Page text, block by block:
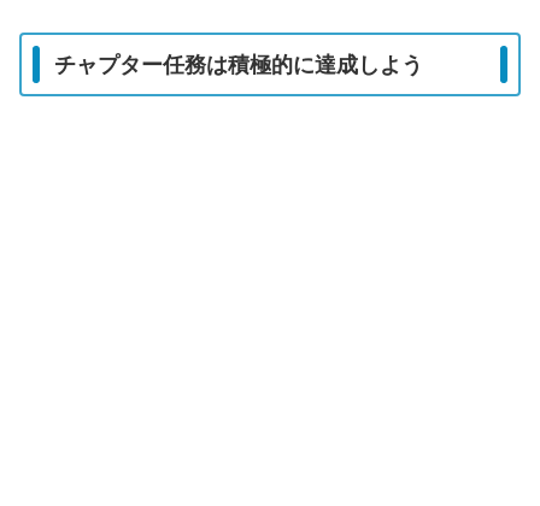
チャプター任務は積極的に達成しよう